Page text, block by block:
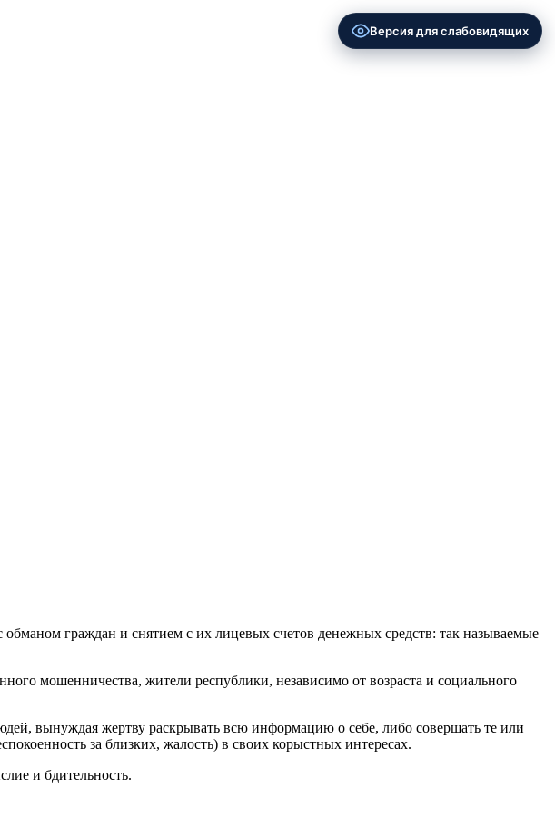
граждан и снятием с их лицевых счетов денежных средств: так называемые
мошенничества, жители республики, независимо от возраста и социального
вынуждая жертву раскрывать всю информацию о себе, либо совершать те или
за близких, жалость) в своих корыстных интересах.
и бдительность.
Версия для слабовидящих